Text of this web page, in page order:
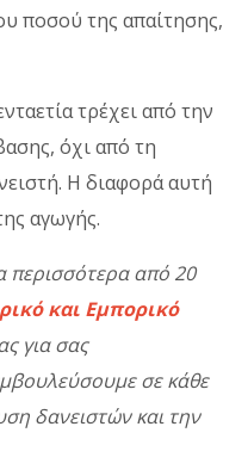
ποσού της απαίτησης,
τρέχει από την
όχι από τη
Η διαφορά αυτή
αγωγής.
περισσότερα από 20
και Εμπορικό
για σας
σε κάθε
δανειστών και την